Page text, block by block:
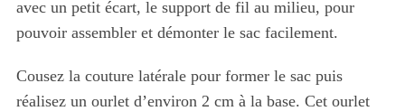
avec un petit écart, le support de fil au milieu, pour
pouvoir assembler et démonter le sac facilement.
Cousez la couture latérale pour former le sac puis
réalisez un ourlet d’environ 2 cm à la base. Cet ourlet